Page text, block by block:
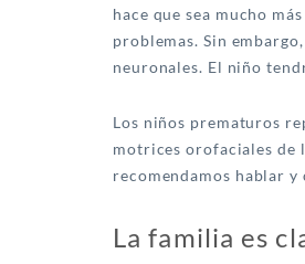
hace que sea mucho
problemas. Sin
neuronales. El niño
Los niños prematuros
motrices orofaciales de
recomendamos hablar
La familia es